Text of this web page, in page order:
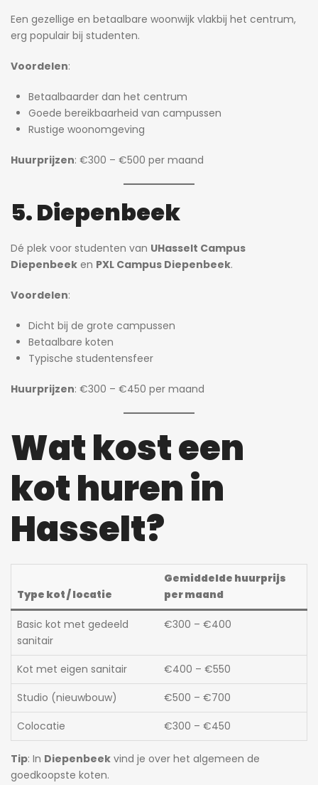
Een gezellige en betaalbare woonwijk vlakbij het centrum,
erg populair bij studenten.
Voordelen:
Betaalbaarder dan het centrum
Goede bereikbaarheid van campussen
Rustige woonomgeving
Huurprijzen: €300 – €500 per maand
5. Diepenbeek
Dé plek voor studenten van UHasselt Campus
Diepenbeek en PXL Campus Diepenbeek.
Voordelen:
Dicht bij de grote campussen
Betaalbare koten
Typische studentensfeer
Huurprijzen: €300 – €450 per maand
Wat kost een
kot huren in
Hasselt?
Type kot / locatie
Gemiddelde huurprijs
per maand
Basic kot met gedeeld
sanitair
€300 – €400
Kot met eigen sanitair
€400 – €550
Studio (nieuwbouw)
€500 – €700
Colocatie
€300 – €450
Tip: In Diepenbeek vind je over het algemeen de
goedkoopste koten.